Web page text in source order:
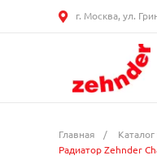
г. Москва, ул.
Главная /
Радиатор Zehnder